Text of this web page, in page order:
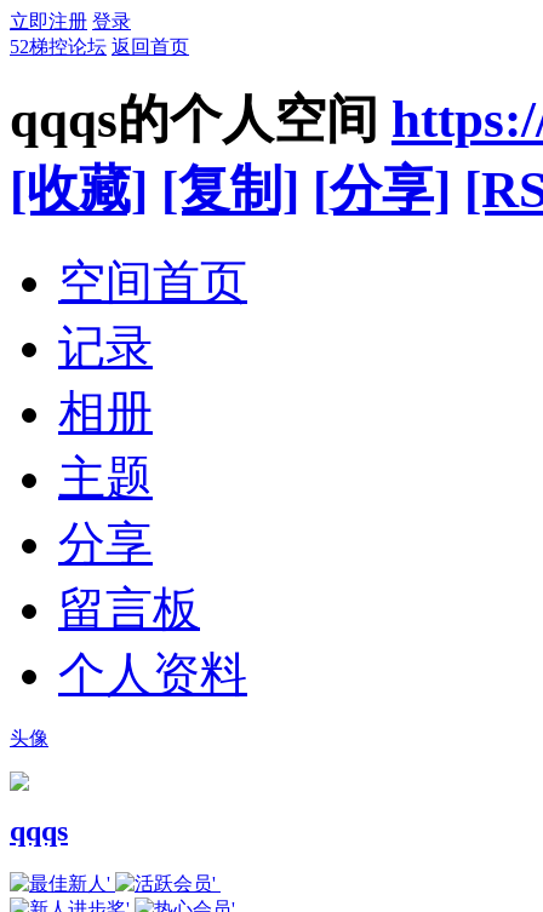
立即注册 登录
52梯控论坛 返回首页
qqqs的个人空间
[收藏] [复制] [分享]
空间首页
记录
相册
主题
分享
留言板
个人资料
头像
qqqs